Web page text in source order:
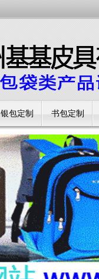
银包定制 书包定制